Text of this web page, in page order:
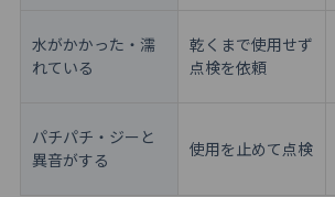
水がかかった・濡
れている
乾くまで使用せず
点検を依頼
パチパチ・ジーと
異音がする
使用を止めて点検